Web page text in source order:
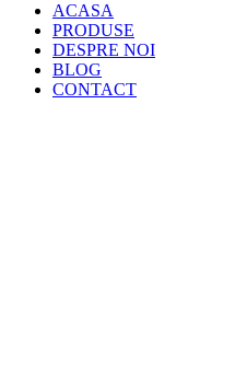
ACASA
PRODUSE
DESPRE NOI
BLOG
CONTACT